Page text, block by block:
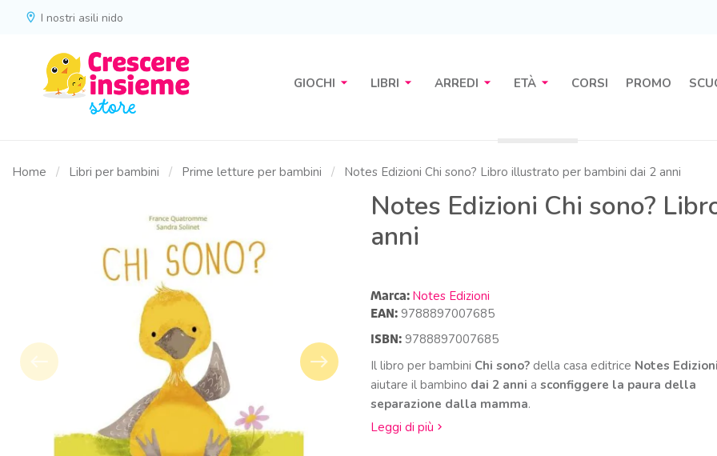
location_on I nostri asili nido
GIOCHI arrow_drop_down LIBRI arrow_drop_down ARREDI arrow_drop_down ETÀ arrow_drop_down CORSI PROMO
Home Libri per bambini Prime letture per bambini Notes Edizioni Chi sono? Libro illustrato per bambini dai 2 anni
Precedente
west Successivo
east
Notes Edizioni Chi sono?
anni
Marca: Notes Edizioni
EAN: 9788897007685
ISBN: 9788897007685
Il libro per bambini Chi sono? della casa editrice Notes Edizioni
aiutare il bambino dai 2 anni a sconfiggere la paura della
separazione dalla mamma.
Leggi di più